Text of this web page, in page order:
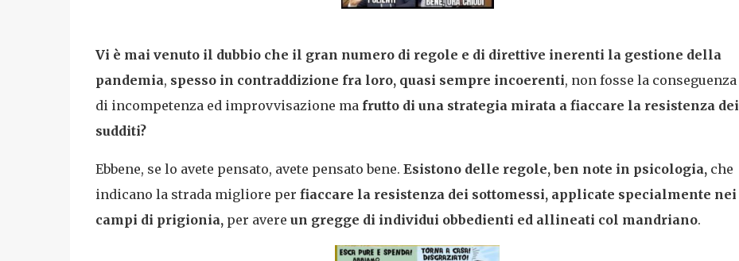
Vi è mai venuto il dubbio che il gran numero di regole e di direttive inerenti la gestione della
pandemia, spesso in contraddizione fra loro, quasi sempre incoerenti, non fosse la conseguenza
di incompetenza ed improvvisazione ma frutto di una strategia mirata a fiaccare la resistenza dei
sudditi?
Ebbene, se lo avete pensato, avete pensato bene. Esistono delle regole, ben note in psicologia, che
indicano la strada migliore per fiaccare la resistenza dei sottomessi, applicate specialmente nei
campi di prigionia,per avere un gregge di individui obbedienti ed allineati col mandriano.